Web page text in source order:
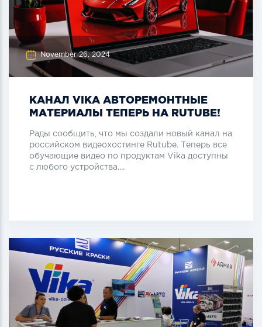
November 26, 2024
КАНАЛ VIKA АВТОРЕМОНТНЫЕ
МАТЕРИАЛЫ ТЕПЕРЬ НА RUTUBE!
Рады сообщить, что мы создали новый канал на
российском видеохостинге Rutube. Теперь все
обучающие видео по продуктам Vika доступны
с любого устройства....